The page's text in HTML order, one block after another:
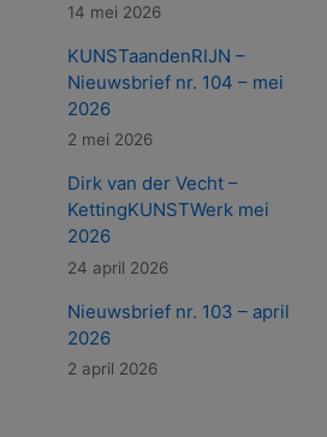
14 mei 2026
KUNSTaandenRIJN –
Nieuwsbrief nr. 104 – mei
2026
2 mei 2026
Dirk van der Vecht –
KettingKUNSTWerk mei
2026
24 april 2026
Nieuwsbrief nr. 103 – april
2026
2 april 2026